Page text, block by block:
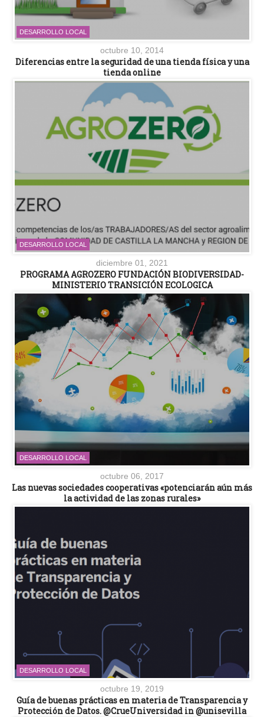
DESARROLLO LOCAL
octubre 10, 2014
Diferencias entre la seguridad de una tienda física y una
tienda online
DESARROLLO LOCAL
diciembre 01, 2021
PROGRAMA AGROZERO FUNDACIÓN BIODIVERSIDAD-
MINISTERIO TRANSICIÓN ECOLOGICA
DESARROLLO LOCAL
octubre 06, 2017
Las nuevas sociedades cooperativas «potenciarán aún más
la actividad de las zonas rurales»
DESARROLLO LOCAL
octubre 19, 2019
Guía de buenas prácticas en materia de Transparencia y
Protección de Datos. @CrueUniversidad in @unisevilla